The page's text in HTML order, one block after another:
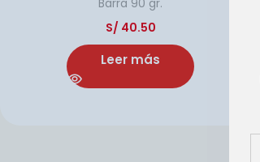
Barra 90 gr.
S/ 40.50
Leer más